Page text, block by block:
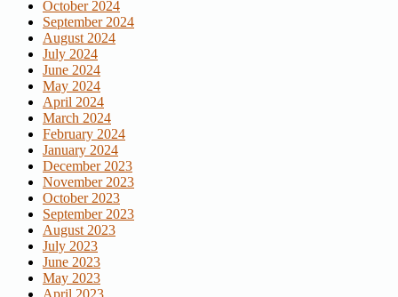
October 2024
September 2024
August 2024
July 2024
June 2024
May 2024
April 2024
March 2024
February 2024
January 2024
December 2023
November 2023
October 2023
September 2023
August 2023
July 2023
June 2023
May 2023